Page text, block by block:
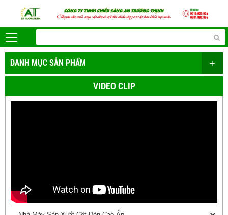
DANH MỤC SẢN PHẨM +
VIDEO CLIP